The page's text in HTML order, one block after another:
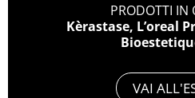
PRODOTTI IN
Kèrastase, L’oreal
VAI